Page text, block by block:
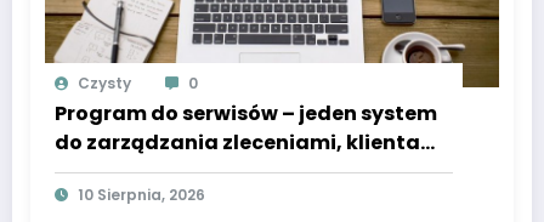
Czysty 0
Program do serwisów – jeden system
do zarządzania zleceniami, klientami
i pracą techników
10 Sierpnia, 2026